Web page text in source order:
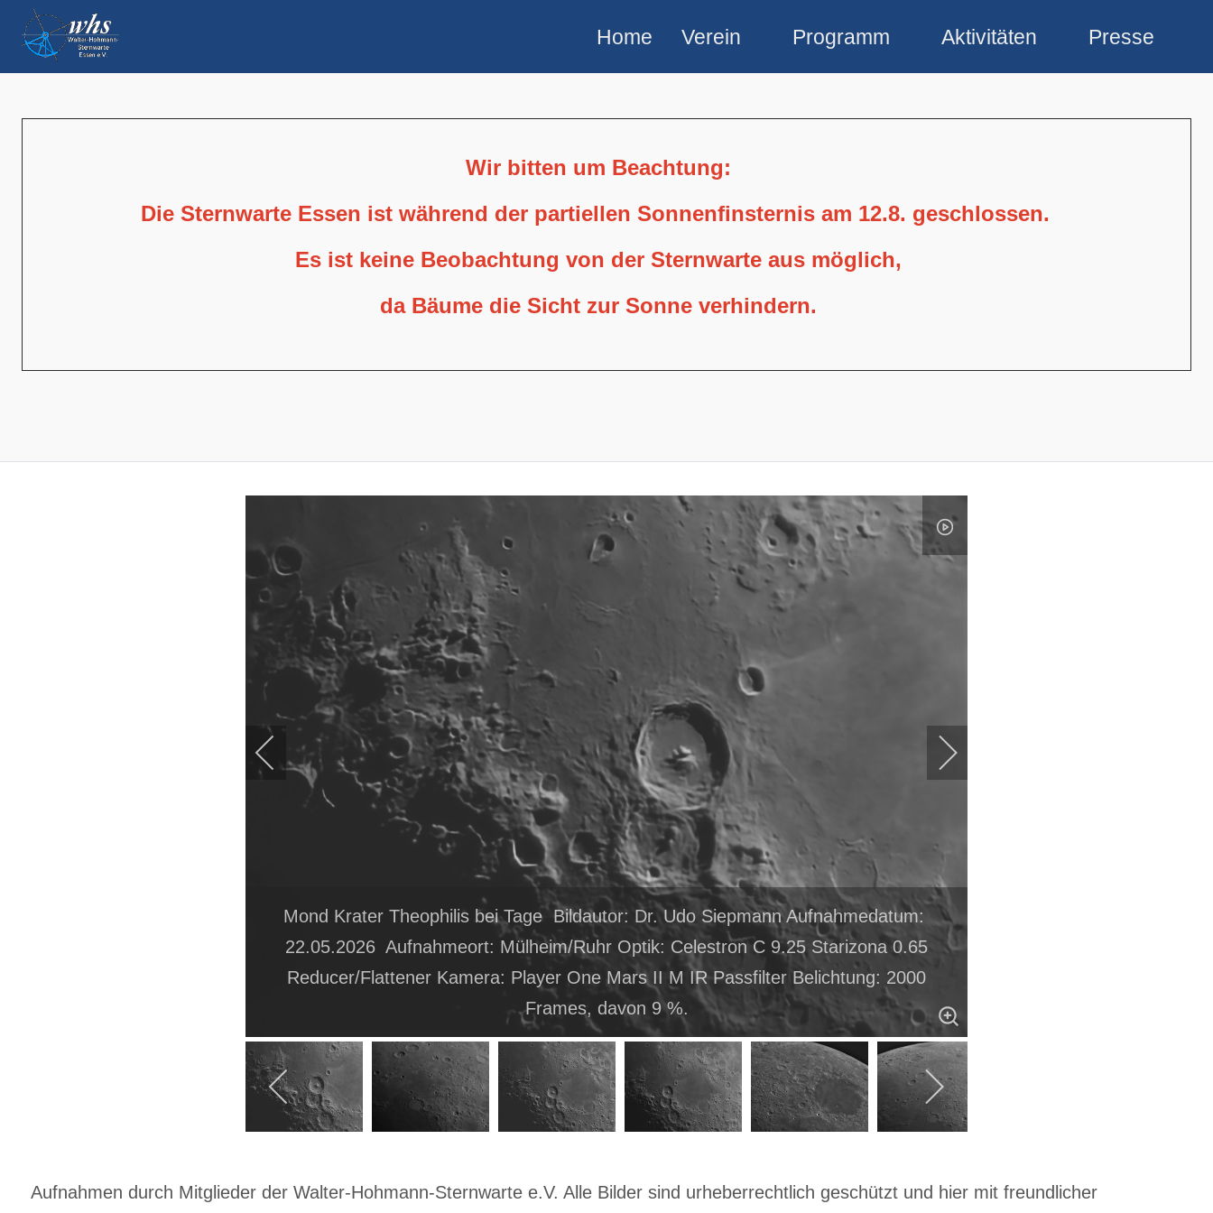
Home Verein Programm Aktivitäten Presse
Wir bitten um Beachtung:
Die Sternwarte Essen ist während der partiellen Sonnenfinsternis am 12.8. geschlossen.
Es ist keine Beobachtung von der Sternwarte aus möglich,
da Bäume die Sicht zur Sonne verhindern.
Mond Krater Theophilis bei Tage Bildautor: Dr. Udo Siepmann Aufnahmedatum:
22.05.2026 Aufnahmeort: Mülheim/Ruhr Optik: Celestron C 9.25 Starizona 0.65
Reducer/Flattener Kamera: Player One Mars II M IR Passfilter Belichtung: 2000
Frames, davon 9 %.
Aufnahmen durch Mitglieder der Walter-Hohmann-Sternwarte e.V. Alle Bilder sind urheberrechtlich geschützt und hier mit freundlicher